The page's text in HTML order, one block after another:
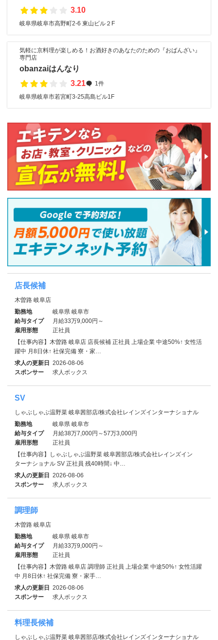
3.10
岐阜県岐阜市高野町2-6 東山ビル２F
気軽に京料理が楽しめる！お酒好きのあなたのための『おばんざい』
専門店
obanzaiはんなり
3.21
1件
岐阜県岐阜市若宮町3-25高島ビル1F
店長候補
木曽路 岐阜店
勤務地
岐阜県 岐阜市
給与タイプ
月給33万9,000円～
雇用形態
正社員
【仕事内容】木曽路 岐阜店 店長候補 正社員 上場企業 中途50%↑ 女性活
躍中 月8日休↑ 社保完備 寮・家…
求人の更新日 2026-08-06
スポンサー
求人ボックス
SV
しゃぶしゃぶ温野菜 岐阜茜部店/株式会社レインズインターナショナル
勤務地
岐阜県 岐阜市
給与タイプ
月給38万7,000円～57万3,000円
雇用形態
正社員
【仕事内容】しゃぶしゃぶ温野菜 岐阜茜部店/株式会社レインズイン
ターナショナル SV 正社員 残40時間↓ 中…
求人の更新日 2026-08-06
スポンサー
求人ボックス
調理師
木曽路 岐阜店
勤務地
岐阜県 岐阜市
給与タイプ
月給33万9,000円～
雇用形態
正社員
【仕事内容】木曽路 岐阜店 調理師 正社員 上場企業 中途50%↑ 女性活躍
中 月8日休↑ 社保完備 寮・家⼿…
求人の更新日 2026-08-06
スポンサー
求人ボックス
料理長候補
しゃぶしゃぶ温野菜 岐阜茜部店/株式会社レインズインターナショナル